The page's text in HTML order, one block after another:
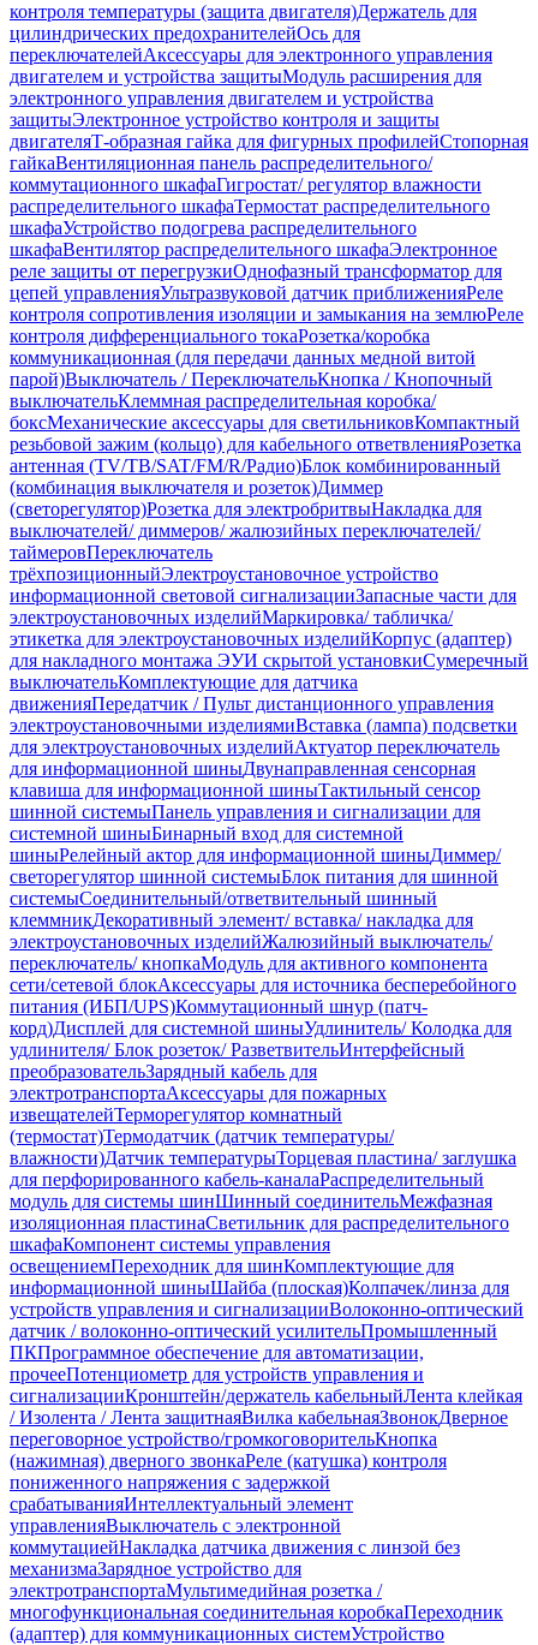
контроля температуры (защита двигателя)Держатель для
цилиндрических предохранителейОсь для
переключателейАксессуары для электронного управления
двигателем и устройства защитыМодуль расширения для
электронного управления двигателем и устройства
защитыЭлектронное устройство контроля и защиты
двигателяТ-образная гайка для фигурных профилейСтопорная
гайкаВентиляционная панель распределительного/
коммутационного шкафаГигростат/ регулятор влажности
распределительного шкафаТермостат распределительного
шкафаУстройство подогрева распределительного
шкафаВентилятор распределительного шкафаЭлектронное
реле защиты от перегрузкиОднофазный трансформатор для
цепей управленияУльтразвуковой датчик приближенияРеле
контроля сопротивления изоляции и замыкания на землюРеле
контроля дифференциального токаРозетка/коробка
коммуникационная (для передачи данных медной витой
парой)Выключатель / ПереключательКнопка / Кнопочный
выключательКлеммная распределительная коробка/
боксМеханические аксессуары для светильниковКомпактный
резьбовой зажим (кольцо) для кабельного ответвленияРозетка
антенная (TV/ТВ/SAT/FM/R/Радио)Блок комбинированный
(комбинация выключателя и розеток)Диммер
(светорегулятор)Розетка для электробритвыНакладка для
выключателей/ диммеров/ жалюзийных переключателей/
таймеровПереключатель
трёхпозиционныйЭлектроустановочное устройство
информационной световой сигнализацииЗапасные части для
электроустановочных изделийМаркировка/ табличка/
этикетка для электроустановочных изделийКорпус (адаптер)
для накладного монтажа ЭУИ скрытой установкиСумеречный
выключательКомплектующие для датчика
движенияПередатчик / Пульт дистанционного управления
электроустановочными изделиямиВставка (лампа) подсветки
для электроустановочных изделийАктуатор переключатель
для информационной шиныДвунаправленная сенсорная
клавиша для информационной шиныТактильный сенсор
шинной системыПанель управления и сигнализации для
системной шиныБинарный вход для системной
шиныРелейный актор для информационной шиныДиммер/
светорегулятор шинной системыБлок питания для шинной
системыСоединительный/ответвительный шинный
клеммникДекоративный элемент/ вставка/ накладка для
электроустановочных изделийЖалюзийный выключатель/
переключатель/ кнопкаМодуль для активного компонента
сети/сетевой блокАксессуары для источника бесперебойного
питания (ИБП/UPS)Коммутационный шнур (патч-
корд)Дисплей для системной шиныУдлинитель/ Колодка для
удлинителя/ Блок розеток/ РазветвительИнтерфейсный
преобразовательЗарядный кабель для
электротранспортаАксессуары для пожарных
извещателейТерморегулятор комнатный
(термостат)Термодатчик (датчик температуры/
влажности)Датчик температурыТорцевая пластина/ заглушка
для перфорированного кабель-каналаРаспределительный
модуль для системы шинШинный соединительМежфазная
изоляционная пластинаСветильник для распределительного
шкафаКомпонент системы управления
освещениемПереходник для шинКомплектующие для
информационной шиныШайба (плоская)Колпачек/линза для
устройств управления и сигнализацииВолоконно-оптический
датчик / волоконно-оптический усилительПромышленный
ПКПрограммное обеспечение для автоматизации,
прочееПотенциометр для устройств управления и
сигнализацииКронштейн/держатель кабельныйЛента клейкая
/ Изолента / Лента защитнаяВилка кабельнаяЗвонокДверное
переговорное устройство/громкоговорительКнопка
(нажимная) дверного звонкаРеле (катушка) контроля
пониженного напряжения с задержкой
срабатыванияИнтеллектуальный элемент
управленияВыключатель с электронной
коммутациейНакладка датчика движения с линзой без
механизмаЗарядное устройство для
электротранспортаМультимедийная розетка /
многофункциональная соединительная коробкаПереходник
(адаптер) для коммуникационных системУстройство